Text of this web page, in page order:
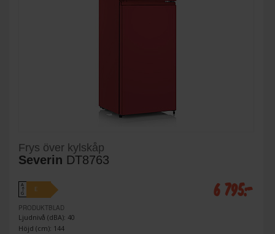
Frys över kylskåp
Severin DT8763
A
↑
G
E
PRODUKTBLAD
Ljudnivå (dBA): 40
Höjd (cm): 144
6 795:-